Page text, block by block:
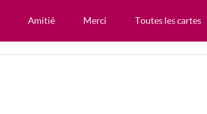
Amitié Merci Toutes les cartes